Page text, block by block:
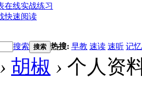
在线实战练习
快速阅读
搜索 搜索 热搜: 早教 速读 速听 记忆
› 胡椒 › 个人资